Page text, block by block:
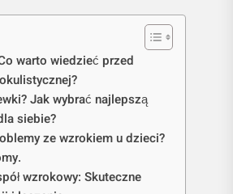
warto wiedzieć przed
Jak wybrać najlepszą
siebie?
ze wzrokiem u dzieci?
wzrokowy: Skuteczne